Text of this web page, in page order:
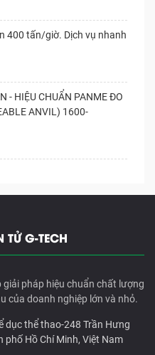
400 tấn/giờ. Dịch vụ nhanh
- HIỆU CHUẨN PANME ĐO
ANVIL) 1600-
G-TECH
pháp hiệu chuẩn chất lượng
của doanh nghiệp lớn và nhỏ.
dục thể thao-248 Trần Hưng
Hồ Chí Minh, Việt Nam